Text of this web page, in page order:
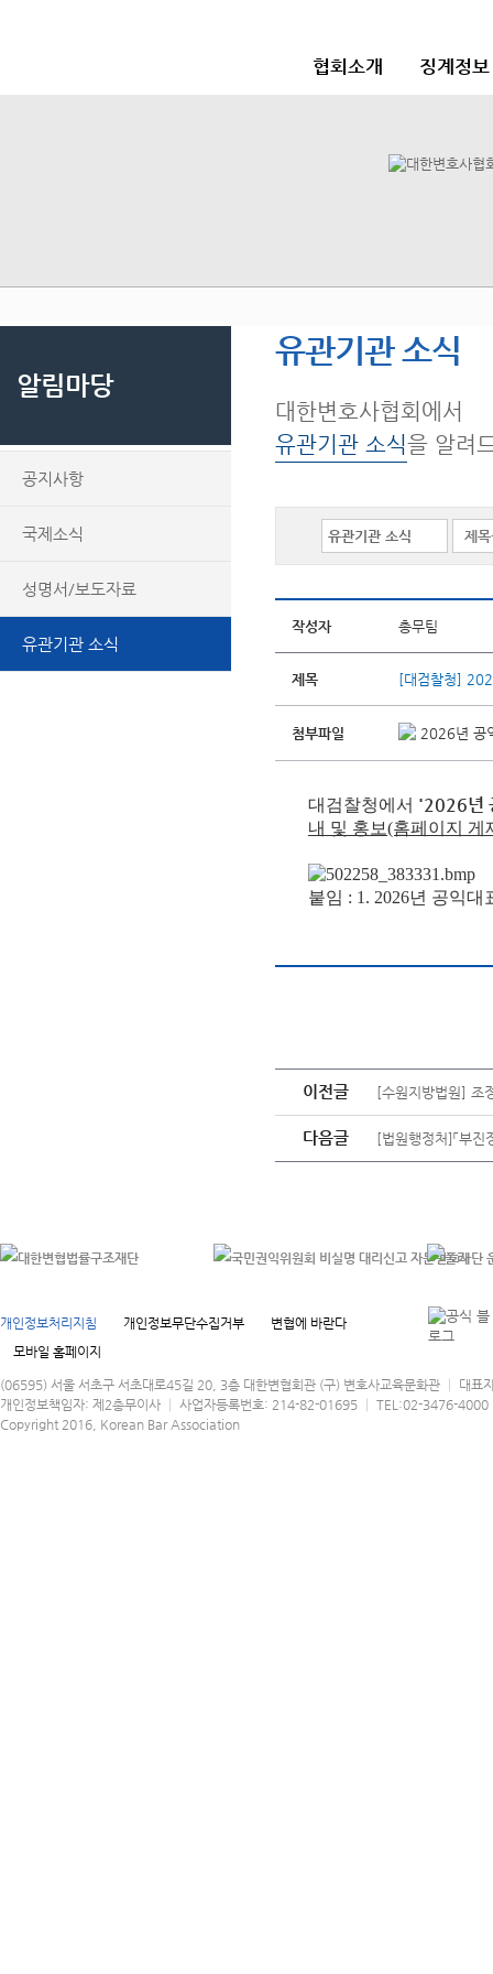
협회소개 징계정
알림마당
공지사항
국제소식
성명서/보도자료
유관기관 소식
유관기관 소식
대한변호사협회에서
유관기관 소식을 알려
작성자 총무팀
제목 [대검찰청]
첨부파일 2026년 공
대검찰청에서 '2026년
내 및 홍보(홈페이지 게
붙임 : 1. 2026년 공익
이전글 [수원지방법원] 조
다음글 [법원행정처]「부
개인정보처리지침 개인정보무단수집거부
변협에 바란다
모바일 홈페이지
(06595) 서울 서초구 서초대로45길 20, 3층 대한변협회관 (구) 변호사교육문화관 │ 대표
개인정보책임자: 제2총무이사 │ 사업자등록번호: 214-82-01695 │ TEL:02-3476-
Copyright 2016, Korean Bar Association